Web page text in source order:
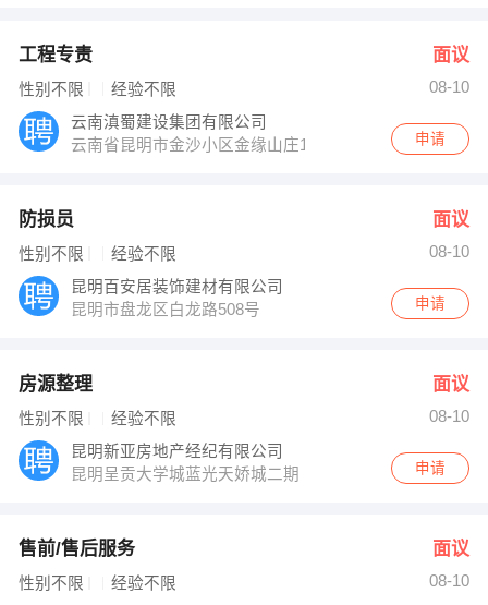
工程专责 面议
性别不限 经验不限
08-10
云南滇蜀建设集团有限公司
云南省昆明市金沙小区金缘山庄117幢
申请
防损员 面议
性别不限 经验不限
08-10
昆明百安居装饰建材有限公司
昆明市盘龙区白龙路508号
申请
房源整理 面议
性别不限 经验不限
08-10
昆明新亚房地产经纪有限公司
昆明呈贡大学城蓝光天娇城二期
申请
售前/售后服务 面议
性别不限 经验不限
08-10